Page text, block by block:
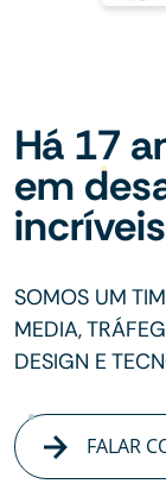
Há 17
em
incríveis
SOMOS UM
MEDIA,
DESIGN E
FALAR